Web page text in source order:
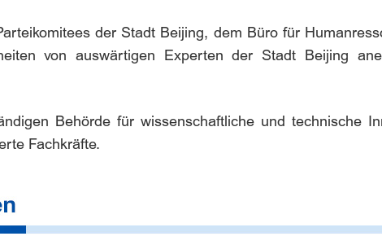
der Stadt Beijing, dem Büro für
von auswärtigen Experten der Stadt Beijing
Behörde für wissenschaftliche und technische
Fachkräfte.